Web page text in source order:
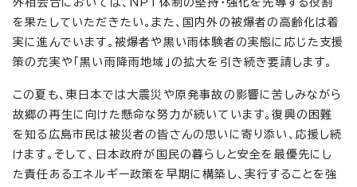
を果たしていただきたい。また、国内外の被爆者の高齢化は着
実に進んでいます。被爆者や黒い雨体験者の実態に応じた支援
策の充実や「黒い雨降雨地域」の拡大を引き続き要請します。
この夏も、東日本では大震災や原発事故の影響に苦しみながら
故郷の再生に向けた懸命な努力が続いています。復興の困難
を知る広島市民は被災者の皆さんの思いに寄り添い、応援し続
けます。そして、日本政府が国民の暮らしと安全を最優先にし
た責任あるエネルギー政策を早期に構築し、実行することを強